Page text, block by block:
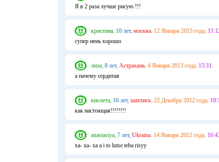
Я в 2 раза лучше рисую !!!
кристина, 10 лет, москва. 12 Января 2013 года,
супер нень хорошо
лиза, 8 лет, Астрахань. 4 Января 2013 года, 15:31.
а пачему сердитая
виолета, 16 лет, шахтиск. 22 Декабря 2012 года,
как настоящая!!!!!!!!
anastasiya, 7 лет, Ukraina. 14 Января 2012 года,
xa- xa- xa a i to lutse teba risyy